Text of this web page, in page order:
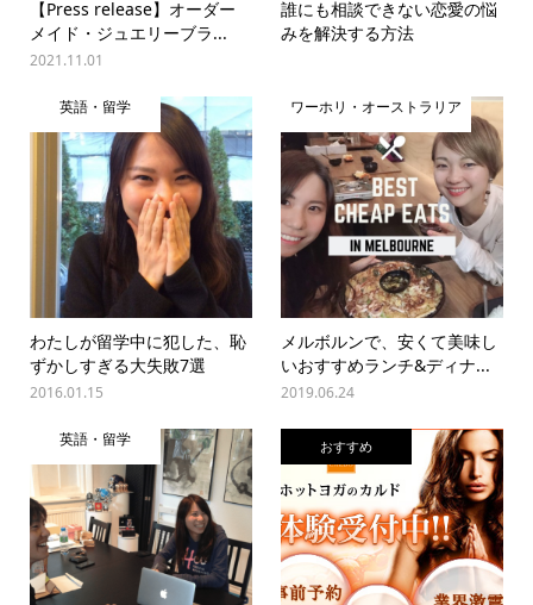
【Press release】オーダー
メイド・ジュエリーブラ...
2021.11.01
誰にも相談できない恋愛の悩
みを解決する方法
英語・留学
わたしが留学中に犯した、恥
ずかしすぎる大失敗7選
2016.01.15
ワーホリ・オーストラリア
メルボルンで、安くて美味し
いおすすめランチ&ディナ...
2019.06.24
英語・留学 おすすめ